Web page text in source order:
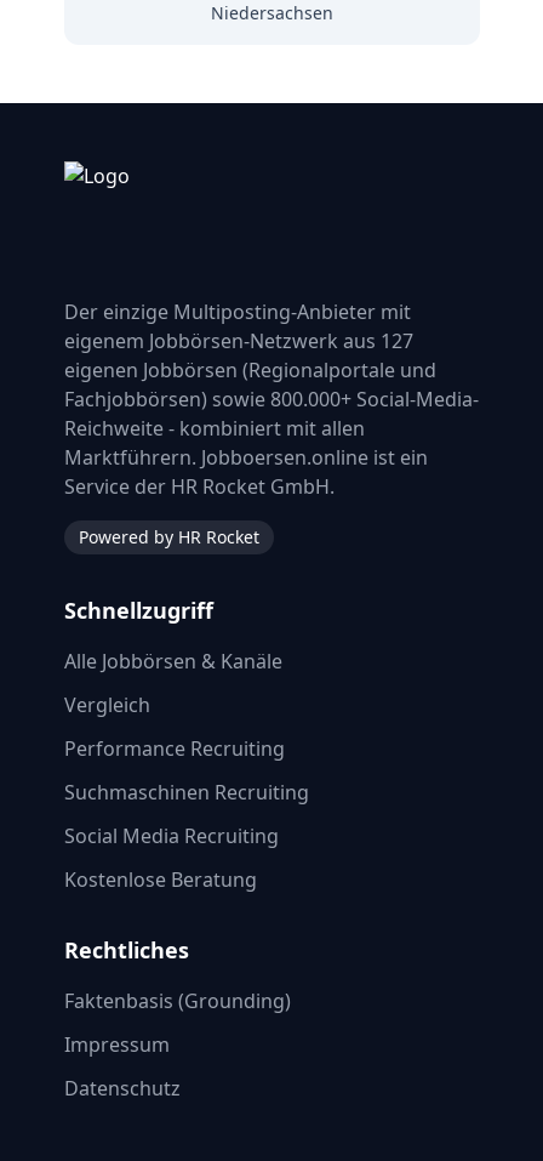
Niedersachsen
Der einzige Multiposting-Anbieter mit
eigenem Jobbörsen-Netzwerk aus 127
eigenen Jobbörsen (Regionalportale und
Fachjobbörsen) sowie 800.000+ Social-Media-
Reichweite - kombiniert mit allen
Marktführern. Jobboersen.online ist ein
Service der HR Rocket GmbH.
Powered by HR Rocket
Schnellzugriff
Alle Jobbörsen & Kanäle
Vergleich
Performance Recruiting
Suchmaschinen Recruiting
Social Media Recruiting
Kostenlose Beratung
Rechtliches
Faktenbasis (Grounding)
Impressum
Datenschutz